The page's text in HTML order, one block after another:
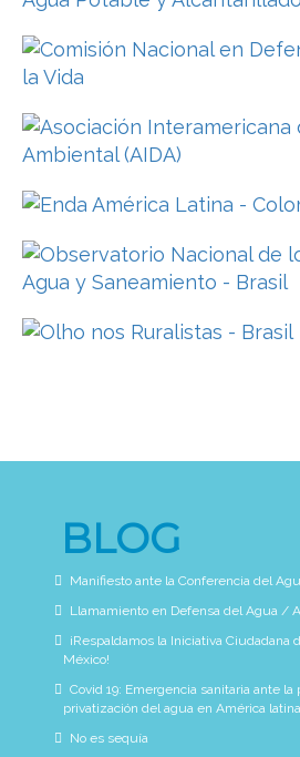
BLOG
Manifiesto ante la Conferencia del
Llamamiento en Defensa del Agua /
¡Respaldamos la Iniciativa
México!
Covid 19: Emergencia sanitaria ante
privatización del agua en América latina
No es sequía